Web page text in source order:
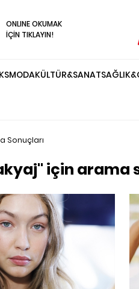
ONLINE OKUMAK
İÇİN TIKLAYIN!
MODAKÜLTÜR&SANAT
Sonuçları
için arama